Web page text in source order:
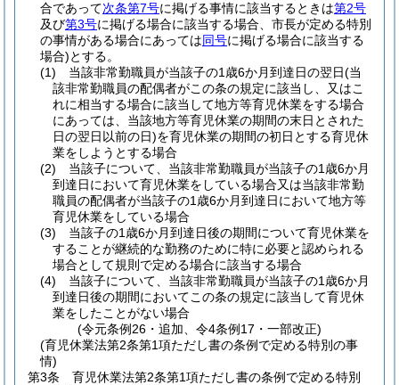
合であって次条第7号に掲げる事情に該当するときは第2号
及び第3号に掲げる場合に該当する場合、市長が定める特別
の事情がある場合にあっては同号に掲げる場合に該当する
場合)とする。
(1)
当該非常勤職員が当該子の1歳6か月到達日の翌日(当
該非常勤職員の配偶者がこの条の規定に該当し、又はこ
れに相当する場合に該当して地方等育児休業をする場合
にあっては、当該地方等育児休業の期間の末日とされた
日の翌日以前の日)を育児休業の期間の初日とする育児休
業をしようとする場合
(2)
当該子について、当該非常勤職員が当該子の1歳6か月
到達日において育児休業をしている場合又は当該非常勤
職員の配偶者が当該子の1歳6か月到達日において地方等
育児休業をしている場合
(3)
当該子の1歳6か月到達日後の期間について育児休業を
することが継続的な勤務のために特に必要と認められる
場合として規則で定める場合に該当する場合
(4)
当該子について、当該非常勤職員が当該子の1歳6か月
到達日後の期間においてこの条の規定に該当して育児休
業をしたことがない場合
(令元条例26・追加、令4条例17・一部改正)
(育児休業法第2条第1項ただし書の条例で定める特別の事
情)
第3条
育児休業法第2条第1項ただし書の条例で定める特別